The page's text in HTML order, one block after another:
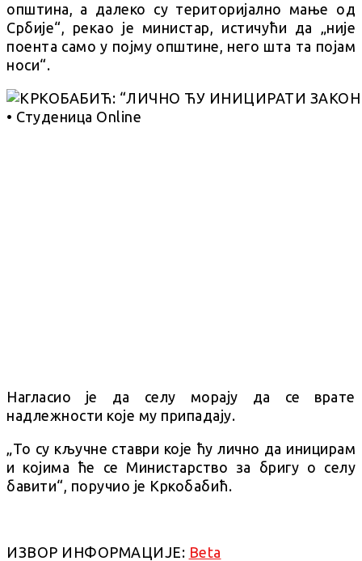
општина, а далеко су територијално мање од
Србије“, рекао је министар, истичући да „није
поента само у појму општине, него шта та појам
носи“.
Нагласио је да селу морају да се врате
надлежности које му припадају.
„То су кључне ставри које ћу лично да иницирам
и којима ће се Министарство за бригу о селу
бавити“, поручио је Кркобабић.
ИЗВОР ИНФОРМАЦИЈЕ: Beta